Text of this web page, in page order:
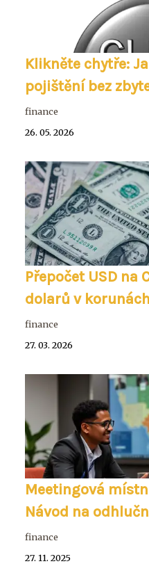
Klikněte chytře:
pojištění bez
finance
26. 05. 2026
Přepočet USD na
dolarů v
finance
27. 03. 2026
Meetingová
Návod na
finance
27. 11. 2025